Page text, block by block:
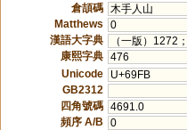
倉頡碼
木手人山
Matthews
0
漢語大字典
（一版）1272
康熙字典 476
Unicode
U+69FB
GB2312
四角號碼 4691.0
頻序 A/B
0